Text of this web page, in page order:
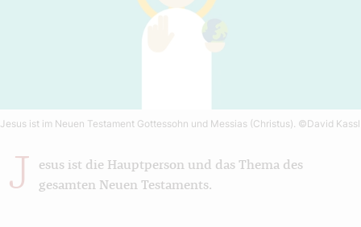
Jesus ist im Neuen Testament Gottessohn und Messias (Christus). ©David Kassl
J
esus ist die Hauptperson und das Thema des
gesamten Neuen Testaments.